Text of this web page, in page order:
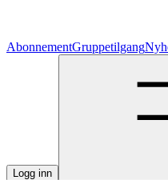
AbonnementGruppetilgang
Logg inn